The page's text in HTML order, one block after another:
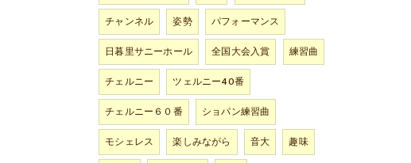
チャンネル
姿勢
パフォーマンス
日暮里サニーホール
全国大会入賞
練習曲
チェルニー
ツェルニー40番
チェルニー６０番
ショパン練習曲
モシェレス
楽しみながら 音大
趣味